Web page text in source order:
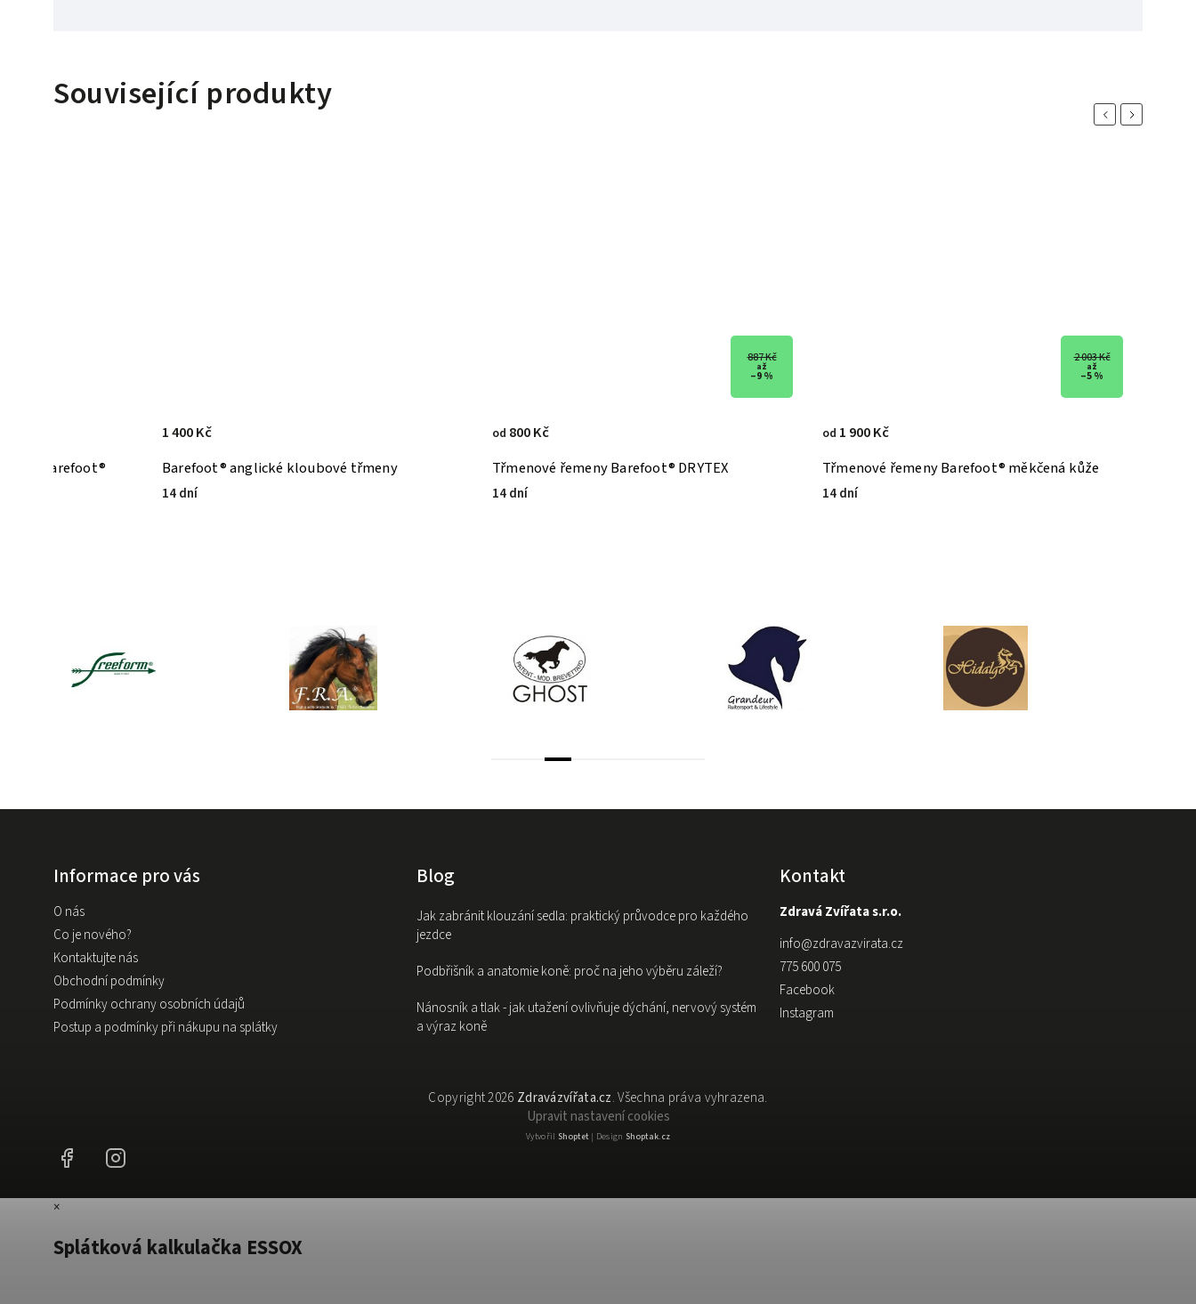
Související produkty Previous
Barefoot® Barefoot® anglické kloubové třmeny
14 dní
1 400 Kč
887 Kč
až
–9 %
Třmenové řemeny Barefoot® DRYTEX
14 dní
od 800 Kč
2 003 Kč
až
–5 %
Třmenové řemeny Barefoot® měkčená kůže
14 dní
od 1 900 Kč
Next
Informace pro vás
O nás
Co je nového?
Kontaktujte nás
Obchodní podmínky
Podmínky ochrany osobních údajů
Postup a podmínky při nákupu na splátky
Blog
Jak zabránit klouzání sedla: praktický průvodce pro každého
jezdce
Podbřišník a anatomie koně: proč na jeho výběru záleží?
Nánosník a tlak - jak utažení ovlivňuje dýchání, nervový systém
a výraz koně
Kontakt
Zdravá Zvířata s.r.o.
info@zdravazvirata.cz
775 600 075
Facebook
Instagram
Copyright 2026 Zdravázvířata.cz. Všechna práva vyhrazena.
Upravit nastavení cookies
Vytvořil Shoptet| Design Shoptak.cz
Facebook
×
Splátková kalkulačka ESSOX